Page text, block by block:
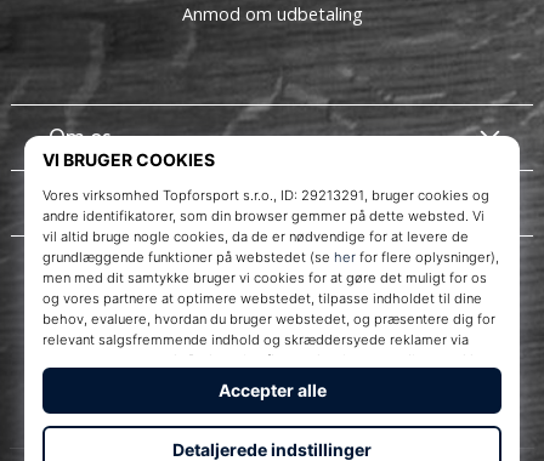
WePlayHandball.dk
Instagram
Om os
Kundeservice
Anmod om udbetaling